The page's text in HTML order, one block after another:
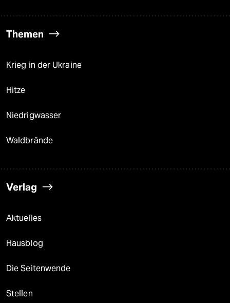
Themen
Krieg in der Ukraine
Hitze
Niedrigwasser
Waldbrände
Verlag
Aktuelles
Hausblog
Die Seitenwende
Stellen